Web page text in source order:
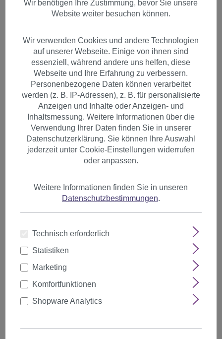
Haarteil Zopf BLOND lang &
Korkenzieher-Locken NC-218-
27T613
Farbeauswählen
ab5 5% 10,44 €*
Wir benötigen Ihre Zustimmung, bevor Sie unsere
Website weiter besuchen können.
Wir verwenden Cookies und andere Technologien
auf unserer Webseite. Einige von ihnen sind
essenziell, während andere uns helfen, diese
Webseite und Ihre Erfahrung zu verbessern.
Personenbezogene Daten können verarbeitet
werden (z. B. IP-Adressen), z. B. für personalisierte
Anzeigen und Inhalte oder Anzeigen- und
Inhaltsmessung. Weitere Informationen über die
Verwendung Ihrer Daten finden Sie in unserer
Datenschutzerklärung. Sie können Ihre Auswahl
jederzeit unter Cookie-Einstellungen widerrufen
oder anpassen.
Weitere Informationen finden Sie in unseren
Datenschutzbestimmungen.
Technisch erforderlich
Statistiken
Marketing
Komfortfunktionen
Shopware Analytics